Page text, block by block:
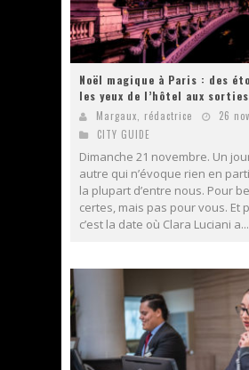
Noël magique à Paris : des
les yeux de l’hôtel aux sorties
Margaux, rédactrice
26
CITY GUIDE
Dimanche 21 novembre. Un
autre qui n’évoque rien en
la plupart d’entre nous. Pour
certes, mais pas pour vous. Et
c’est la date où Clara Luciani a...